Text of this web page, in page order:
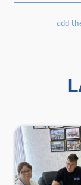
add